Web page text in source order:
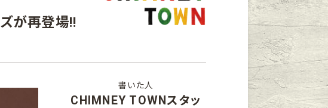
ズが再登場!!
書いた人
CHIMNEY TOWNスタッ